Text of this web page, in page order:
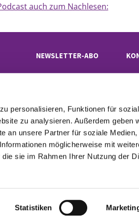
personalisieren, Funktionen für
zu analysieren. Außerdem geben
an unsere Partner für soziale Medien,
möglicherweise mit
sie im Rahmen Ihrer Nutzung der
Statistiken
auch zum Nachlesen:
NEWSLETTER-ABO
9 B, 12053 Berlin
neukoelln.de
Erklärung zur Barrierefreiheit